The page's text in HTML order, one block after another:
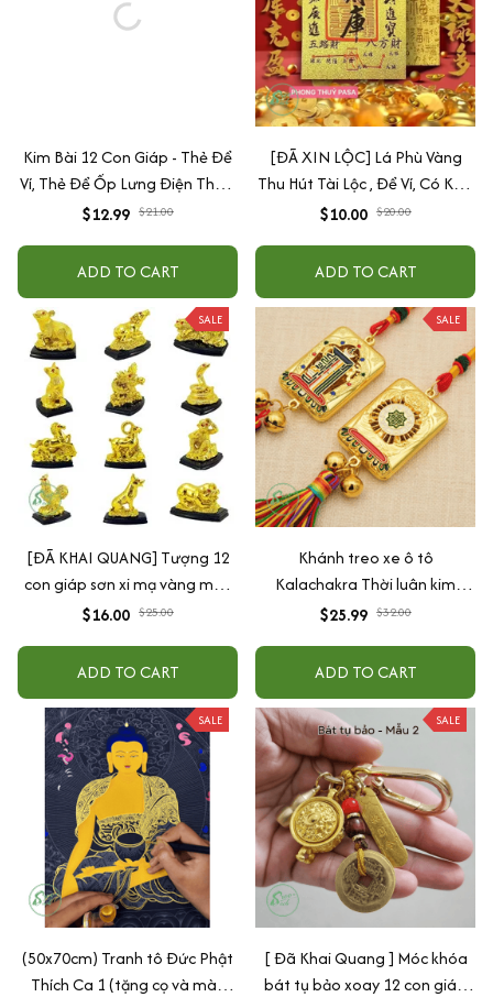
Kim Bài 12 Con Giáp - Thẻ Để
Ví, Thẻ Để Ốp Lưng Điện Thoại
- Phụ Kiện Case
$12.99 $21.00
ADD TO CART
[ĐÃ XIN LỘC] Lá Phù Vàng
Thu Hút Tài Lộc , Để Ví, Có Keo
Dán Điện Thoại, Trang Trí
$10.00 $20.00
ADD TO CART
SALE
[ĐÃ KHAI QUANG] Tượng 12
con giáp sơn xi mạ vàng may
mắn sức khỏe tài lộc
$16.00 $25.00
ADD TO CART
SALE
Khánh treo xe ô tô
Kalachakra Thời luân kim
cang, Phật giáo Mật Tông -
$25.99 $32.00
ADD TO CART
SALE
(50x70cm) Tranh tô Đức Phật
Thích Ca 1 (tặng cọ và màu
SALE
[ Đã Khai Quang ] Móc khóa
bát tụ bảo xoay 12 con giáp